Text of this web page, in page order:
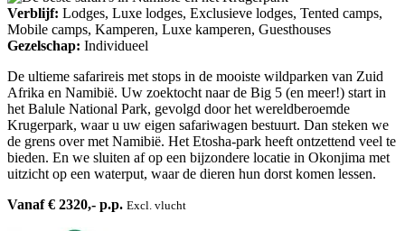
Verblijf: Lodges, Luxe lodges, Exclusieve lodges, Tented camps,
Mobile camps, Kamperen, Luxe kamperen, Guesthouses
Gezelschap: Individueel
De ultieme safarireis met stops in de mooiste wildparken van Zuid
Afrika en Namibië. Uw zoektocht naar de Big 5 (en meer!) start in
het Balule National Park, gevolgd door het wereldberoemde
Krugerpark, waar u uw eigen safariwagen bestuurt. Dan steken we
de grens over met Namibië. Het Etosha-park heeft ontzettend veel te
bieden. En we sluiten af op een bijzondere locatie in Okonjima met
uitzicht op een waterput, waar de dieren hun dorst komen lessen.
Vanaf € 2320,- p.p. Excl. vlucht